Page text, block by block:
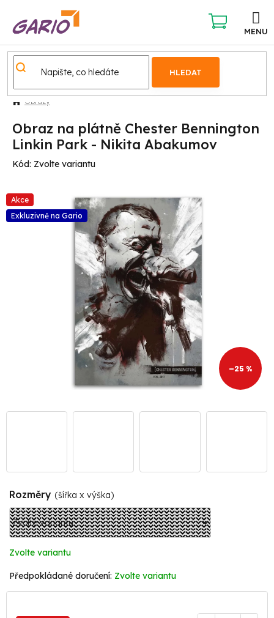
obsah
HLEDAT
NÁKUPNÍ
KOŠÍK
Obrazy
Obraz na plátně Chester Bennington
Linkin Park - Nikita Abakumov
Kód: Zvolte variantu
Akce
Exkluzivně na Gario
–25 %
Rozměry (šířka x výška)
Zvolte variantu
Zvolte variantu